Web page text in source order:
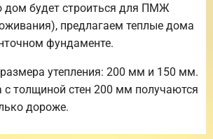
дом будет строиться для ПМЖ
предлагаем теплые дома
фундаменте.
утепления: 200 мм и 150 мм.
толщиной стен 200 мм получаются
дороже.